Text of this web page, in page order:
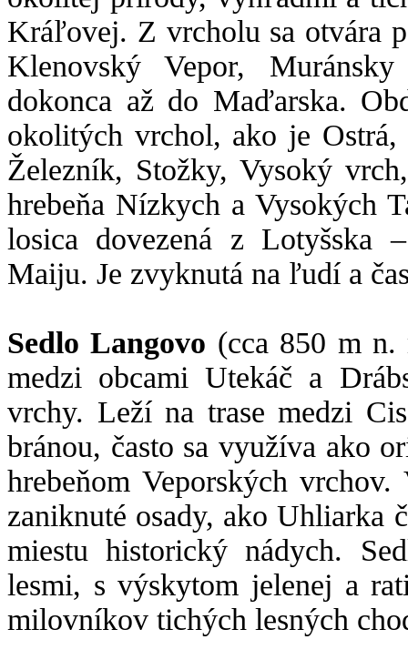
Kráľovej. Z vrcholu sa otvára
Klenovský Vepor,
dokonca až do Maďarska.
okolitých vrchol, ako je Ostrá,
Železník, Stožky, Vysoký
hrebeňa Nízkych a Vysokých
losica dovezená z Lotyšska
Maiju. Je zvyknutá na ľudí a
Sedlo Langovo (cca 850 m n.
medzi obcami Utekáč a
vrchy. Leží na trase medzi
bránou, často sa využíva ako
hrebeňom Veporských
zaniknuté osady, ako Uhliarka
miestu historický nádych.
lesmi, s výskytom jelenej a
milovníkov tichých lesných